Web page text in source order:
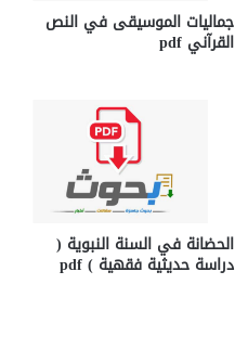
جماليات الموسيقى في النص
القرآني pdf
الحضانة في السنة النبوية (
دراسة حديثية فقهية ) pdf